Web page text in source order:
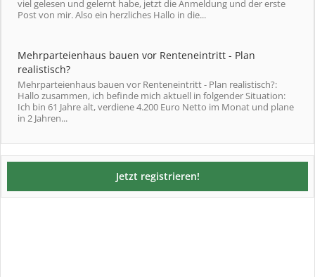
viel gelesen und gelernt habe, jetzt die Anmeldung und der erste
Post von mir. Also ein herzliches Hallo in die...
Mehrparteienhaus bauen vor Renteneintritt - Plan
realistisch?
Mehrparteienhaus bauen vor Renteneintritt - Plan realistisch?:
Hallo zusammen, ich befinde mich aktuell in folgender Situation:
Ich bin 61 Jahre alt, verdiene 4.200 Euro Netto im Monat und plane
in 2 Jahren...
Jetzt registrieren!